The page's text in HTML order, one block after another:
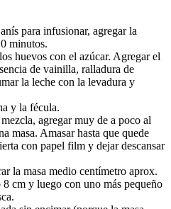
para infusionar, agregar la
minutos.
huevos con el azúcar. Agregar el
de vainilla, ralladura de
la leche con la levadura y
y la fécula.
agregar muy de a poco al
masa. Amasar hasta que quede
con papel film y dejar descansar
la masa medio centímetro aprox.
cm y luego con uno más pequeño